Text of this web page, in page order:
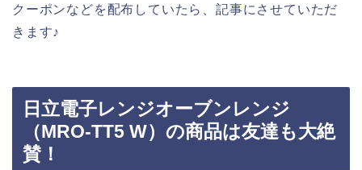
クーポンなどを配布していたら、記事にさせていただ
きます♪
日立電子レンジオーブンレンジ
（MRO-TT5 W）の商品は友達も大絶
賛！